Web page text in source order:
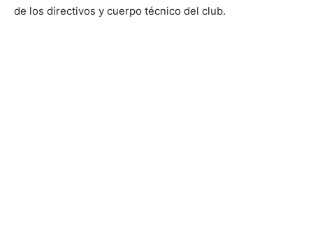
de los directivos y cuerpo técnico del club.